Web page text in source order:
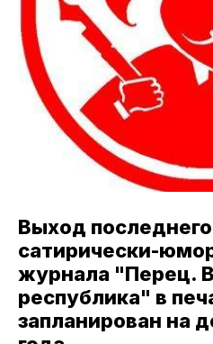
Выход
сатирически-
журнала "Перец.
республика" в
запланирован на